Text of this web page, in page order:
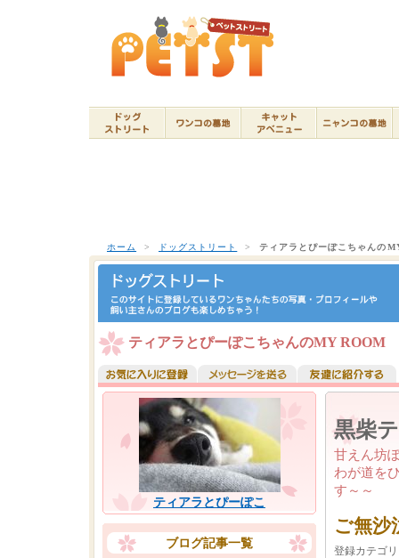
ホーム > ドッグストリート > ティアラとぴーぽこちゃんの
ティアラとぴーぽこちゃんのMY ROOM
ティアラとぴーぽこ
ブログ記事一覧
黒柴
甘えん坊
わが道を
す～～
ご無沙
登録カテゴ